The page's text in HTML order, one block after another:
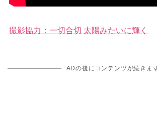
撮影協力：一切合切 太陽みたいに輝く
ADの後にコンテンツが続きま